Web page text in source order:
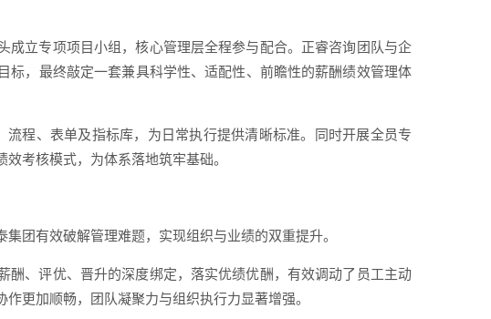
立专项项目小组，核心管理层全程参与配合。正睿咨询团队与企
，最终敲定一套兼具科学性、适配性、前瞻性的薪酬绩效管理体
程、表单及指标库，为日常执行提供清晰标准。同时开展全员专
考核模式，为体系落地筑牢基础。
团有效破解管理难题，实现组织与业绩的双重提升。
酬、评优、晋升的深度绑定，落实优绩优酬，有效调动了员工主动
更加顺畅，团队凝聚力与组织执行力显著增强。